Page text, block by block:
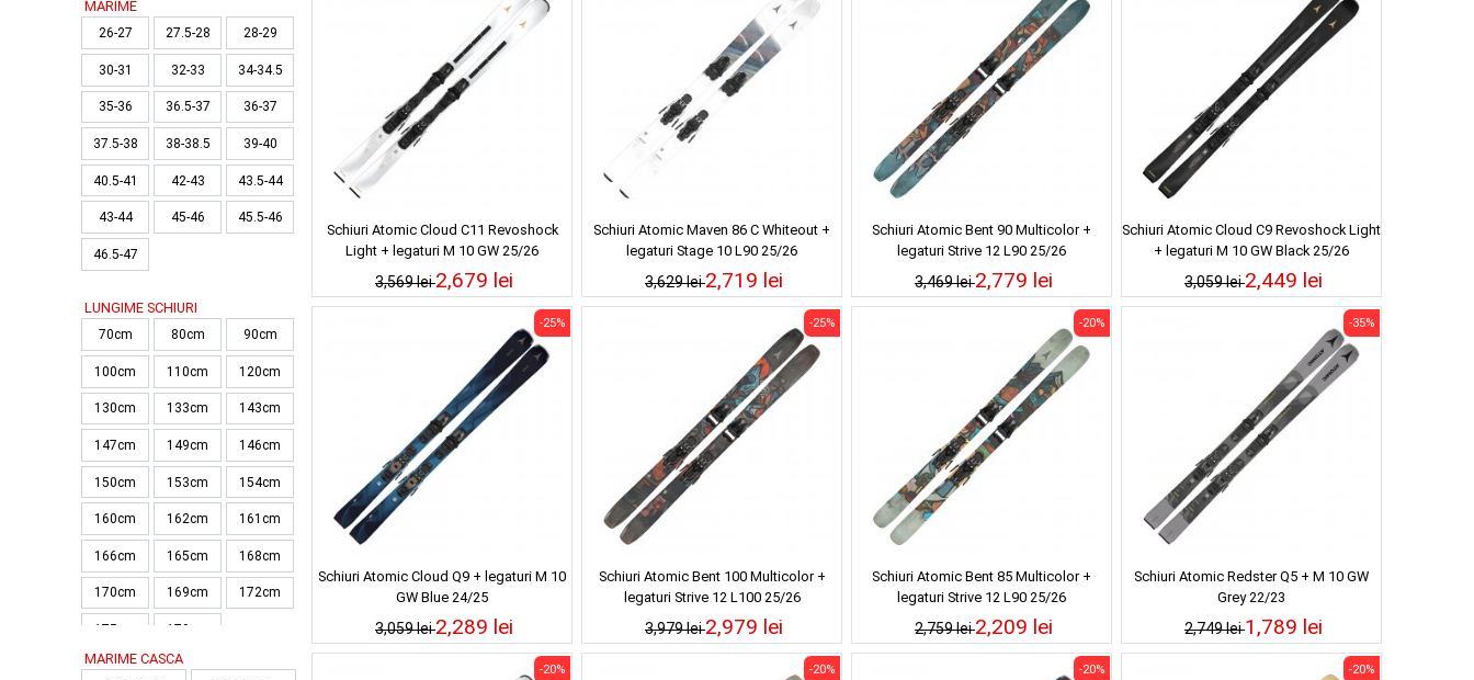
MARIME
26-27 27.5-28 28-29
30-31 32-33 34-34.5
35-36 36.5-37 36-37
37.5-38 38-38.5 39-40
40.5-41 42-43 43.5-44
43-44 45-46 45.5-46
46.5-47
LUNGIME SCHIURI
70cm 80cm 90cm
100cm 110cm 120cm
130cm 133cm 143cm
147cm 149cm 146cm
150cm 153cm 154cm
160cm 162cm 161cm
166cm 165cm 168cm
170cm 169cm 172cm
175cm 179cm
MARIME CASCA
Schiuri Atomic Cloud C11 Revoshock
Light + legaturi M 10 GW 25/26
3,569 lei2,679 lei
Schiuri Atomic Maven 86 C Whiteout +
legaturi Stage 10 L90 25/26
3,629 lei2,719 lei
Schiuri Atomic Bent 90 Multicolor +
legaturi Strive 12 L90 25/26
3,469 lei2,779 lei
Schiuri Atomic Cloud C9 Revoshock Light
+ legaturi M 10 GW Black 25/26
3,059 lei2,449 lei
Schiuri Atomic Cloud Q9 + legaturi M 10
GW Blue 24/25
3,059 lei
-25%
2,289 lei
Schiuri Atomic Bent 100 Multicolor +
legaturi Strive 12 L100 25/26
3,979 lei
-25%
2,979 lei
Schiuri Atomic Bent 85 Multicolor +
legaturi Strive 12 L90 25/26
2,759 lei
-20%
2,209 lei
Schiuri Atomic Redster Q5 + M 10 GW
Grey 22/23
2,749 lei
-35%
1,789 lei
-20% -20% -20% -20%